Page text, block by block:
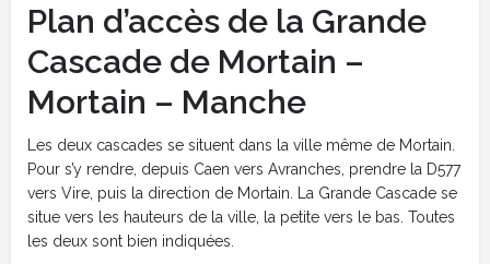
Plan d’accès de la Grande
Cascade de Mortain –
Mortain – Manche
Les deux cascades se situent dans la ville même de Mortain.
Pour s’y rendre, depuis Caen vers Avranches, prendre la D577
vers Vire, puis la direction de Mortain. La Grande Cascade se
situe vers les hauteurs de la ville, la petite vers le bas. Toutes
les deux sont bien indiquées.